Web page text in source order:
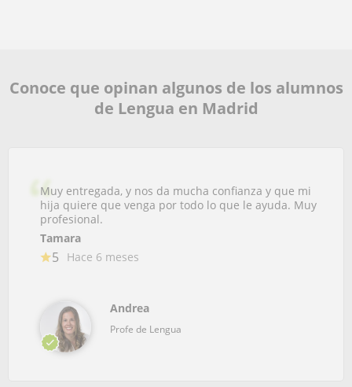
Conoce que opinan algunos de los alumnos
de Lengua en Madrid
Muy entregada, y nos da mucha confianza y que mi
hija quiere que venga por todo lo que le ayuda. Muy
profesional.
Tamara
5 Hace 6 meses
Andrea
Profe de Lengua